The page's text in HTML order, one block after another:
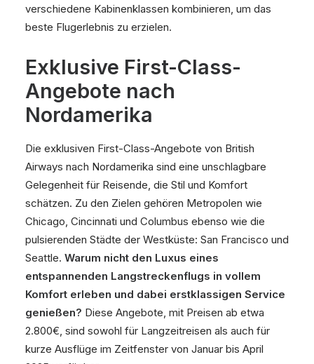
verschiedene Kabinenklassen kombinieren, um das
beste Flugerlebnis zu erzielen.
Exklusive First-Class-
Angebote nach
Nordamerika
Die exklusiven First-Class-Angebote von British
Airways nach Nordamerika sind eine unschlagbare
Gelegenheit für Reisende, die Stil und Komfort
schätzen. Zu den Zielen gehören Metropolen wie
Chicago, Cincinnati und Columbus ebenso wie die
pulsierenden Städte der Westküste: San Francisco und
Seattle. Warum nicht den Luxus eines
entspannenden Langstreckenflugs in vollem
Komfort erleben und dabei erstklassigen Service
genießen? Diese Angebote, mit Preisen ab etwa
2.800€, sind sowohl für Langzeitreisen als auch für
kurze Ausflüge im Zeitfenster von Januar bis April